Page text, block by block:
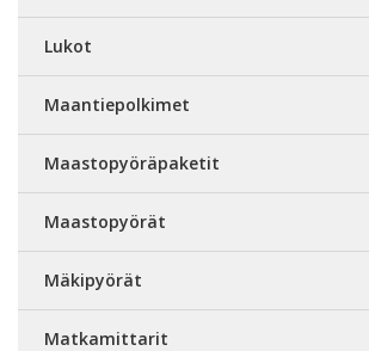
Lukot
Maantiepolkimet
Maastopyöräpaketit
Maastopyörät
Mäkipyörät
Matkamittarit